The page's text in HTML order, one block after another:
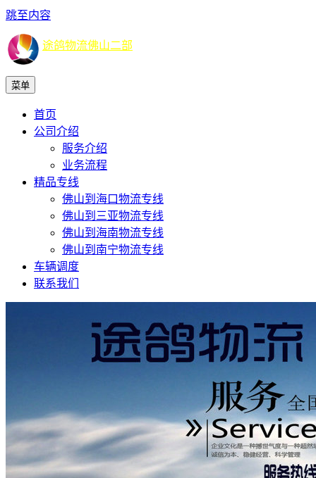
跳至内容
途鸽物流佛山二部
菜单
首页
公司介绍
服务介绍
业务流程
精品专线
佛山到海口物流专线
佛山到三亚物流专线
佛山到海南物流专线
佛山到南宁物流专线
车辆调度
联系我们